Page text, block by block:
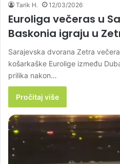
Tarik H. 12/03/2026
Euroliga večeras u
Baskonia igraju u
Sarajevska dvorana Zetra
košarkaške Eurolige između
prilika nakon…
Pročitaj više